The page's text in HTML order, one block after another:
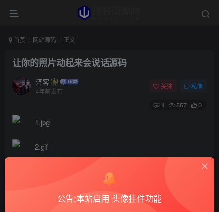
首页 网站源码 正文
让你的照片动起来会说话源码
泽客
4年前发布
关注 私信
4 557 0
使用的是国外的技术，纯前端页面实现无后台，上传好
照片脸贴近虚线，下一步选择好嘴唇和眼睛的位置，照片就
公告:本站启用 头像挂件功能